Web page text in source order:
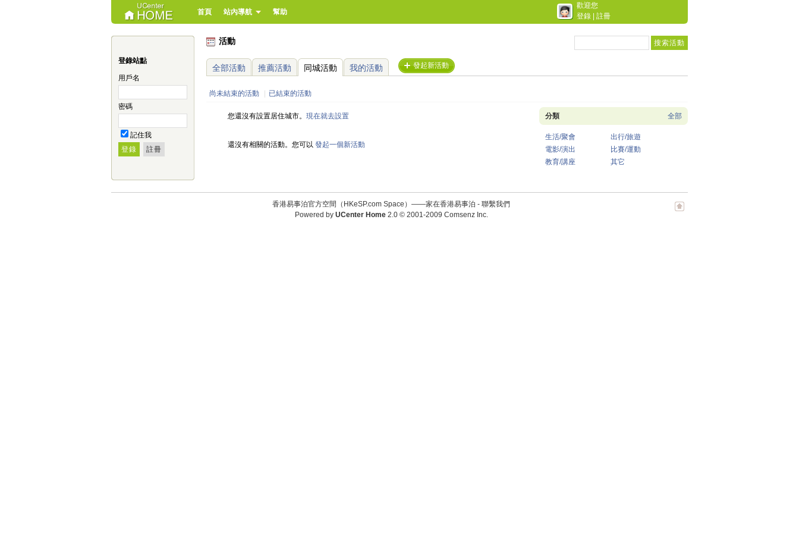
首頁 站內導航 幫助
歡迎您
登錄
註冊
登錄站點
用戶名
密碼
記住我
活動
全部活動 推薦活動 同城活動 我的活動 發起新活動
尚未結束的活動 已結束的活動
您還沒有設置居住城市。 現在就去設置
還沒有相關的活動。您可以 發起一個新活動
全部
分類
生活/聚會
出行/旅遊
電影/演出
比賽/運動
教育/講座
其它
香港易事泊官方空間（HKeSP.com Space）——家在香港易事泊 - 聯繫我們
Powered by UCenter Home 2.0© 2001-2009 Comsenz Inc.